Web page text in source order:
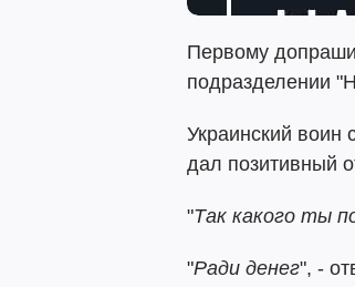
Первому
подразделении
Украинский воин
дал позитивный
"Так какого ты
"Ради денег", -